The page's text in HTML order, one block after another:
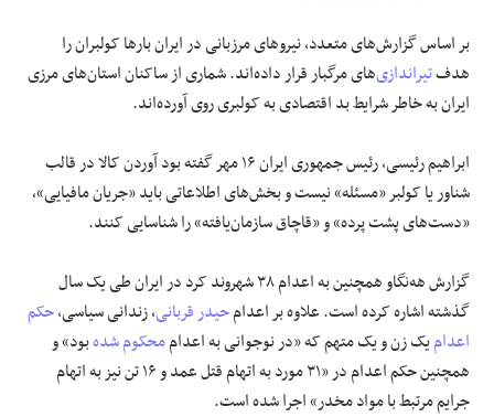
بر اساس گزارش‌های متعدد، نیروهای مرزبانی در ایران بارها کولبران را
هدفتیراندازی‌های مرگبار قرار داده‌اند. شماری از ساکنان استان‌های مرزی
ایران به خاطر شرایط بد اقتصادی به کولبری روی آورده‌اند.
ابراهیم رئیسی، رئیس‌ جمهوری ایران ۱۶ مهر گفته بود آوردن کالا در قالب
شناور یا کولبر «مسئله» نیست و بخش‌های اطلاعاتی باید «جریان مافیایی»،
«دست‌های پشت پرده» و «قاچاق سازمان‌یافته» را شناسایی کنند.
گزارش هه‌نگاو همچنین به اعدام ۳۸ شهروند کرد در ایران طی یک سال
گذشته اشاره کرده است. علاوه بر اعدامحیدر قربانی، زندانی سیاسی،حکم
اعدامیک زن و یک متهم که «در نوجوانی به اعداممحکوم شدهبود» و
همچنین حکم اعدام در «۳۱ مورد به اتهام قتل عمد و ۱۶ تن نیز به اتهام
جرایم مرتبط با مواد مخدر» اجرا شده است.